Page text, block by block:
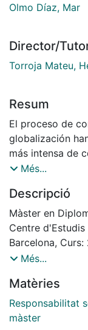
Olmo Díaz, Mar
Director/
Torroja Mateu,
Resum
El proceso de
globalización
más intensa de
directamente a
empresas
impulsando el
del planeta.
adquirido una
económico, el
comunidades
esto, las
como agentes
Més...
Descripció
Màster en
Centre
Barcelona,
Mateu
Més...
Matèries
Responsabilitat
màster